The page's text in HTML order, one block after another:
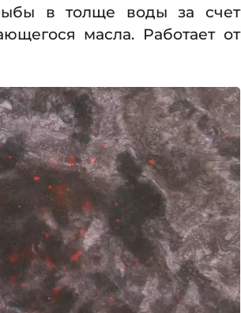
в толще воды за счет
масла. Работает от